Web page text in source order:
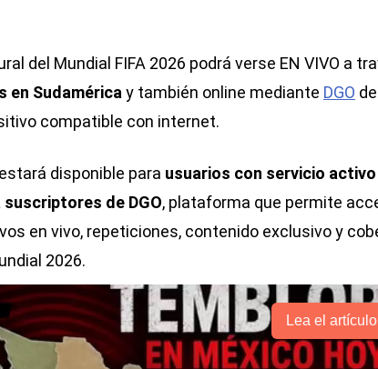
del Mundial FIFA 2026 podrá verse EN VIVO a
en Sudamérica y también online mediante DGO
compatible con internet.
disponible para usuarios con servicio
suscriptores de DGO, plataforma que permite
en vivo, repeticiones, contenido exclusivo y
2026.
Lea el artículo